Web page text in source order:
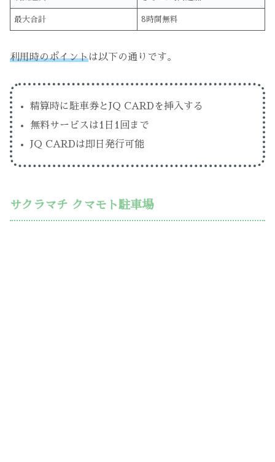
最大合計 8時間無料
利用時のポイントは以下の通りです。
精算時に駐車券とJQ CARDを挿入する
無料サービスは1日1回まで
JQ CARDは即日発行可能
サクラマチ クマモト駐車場